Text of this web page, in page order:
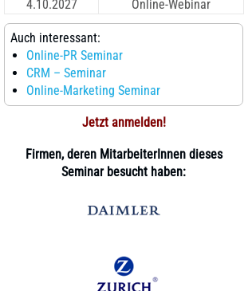
4.10.2027
Online-Webinar
Auch interessant:
Online-PR Seminar
CRM – Seminar
Online-Marketing Seminar
Jetzt anmelden!
Firmen, deren MitarbeiterInnen dieses
Seminar besucht haben: